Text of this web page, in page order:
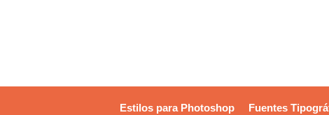
Estilos para Photoshop Fuentes